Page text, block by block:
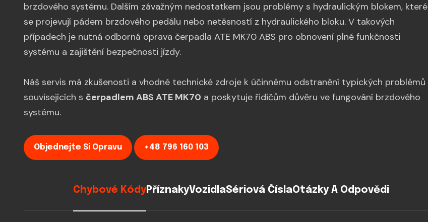
brzdového systému. Dalším závažným nedostatkem jsou problémy s hydraulickým blokem, které
se projevují pádem brzdového pedálu nebo netěsností z hydraulického bloku. V takových
případech je nutná odborná oprava čerpadla ATE MK70 ABS pro obnovení plné funkčnosti
systému a zajištění bezpečnosti jízdy.
Náš servis má zkušenosti a vhodné technické zdroje k účinnému odstranění typických problémů
souvisejících s čerpadlem ABS ATE MK70 a poskytuje řidičům důvěru ve fungování brzdového
systému.
Objednejte Si Opravu +48 796 160 103
Chybové KódyPříznakyVozidlaSériová ČíslaOtázky A Odpovědi